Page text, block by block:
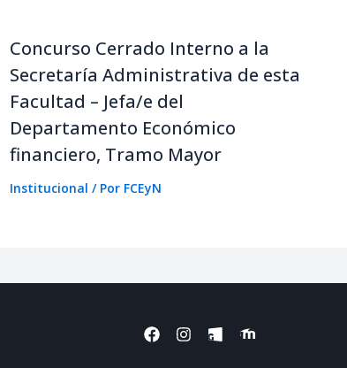
Concurso Cerrado Interno a la
Secretaría Administrativa de esta
Facultad – Jefa/e del
Departamento Económico
financiero, Tramo Mayor
Institucional / Por FCEyN
F
a
I
n
I
c
I
c